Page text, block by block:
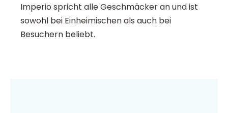
Imperio spricht alle Geschmäcker an und ist
sowohl bei Einheimischen als auch bei
Besuchern beliebt.